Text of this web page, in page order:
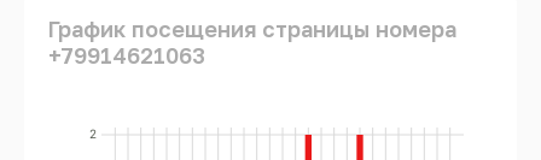
График посещения страницы номера
+79914621063
2